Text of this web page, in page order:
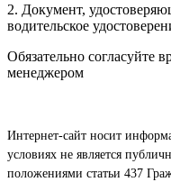
2. Документ,
водительское
Обязательно согласуйте
менеджером
Интернет-сайт носит
условиях не является
положениями статьи 437